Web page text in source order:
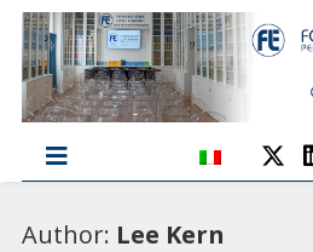
Author: Lee Kern